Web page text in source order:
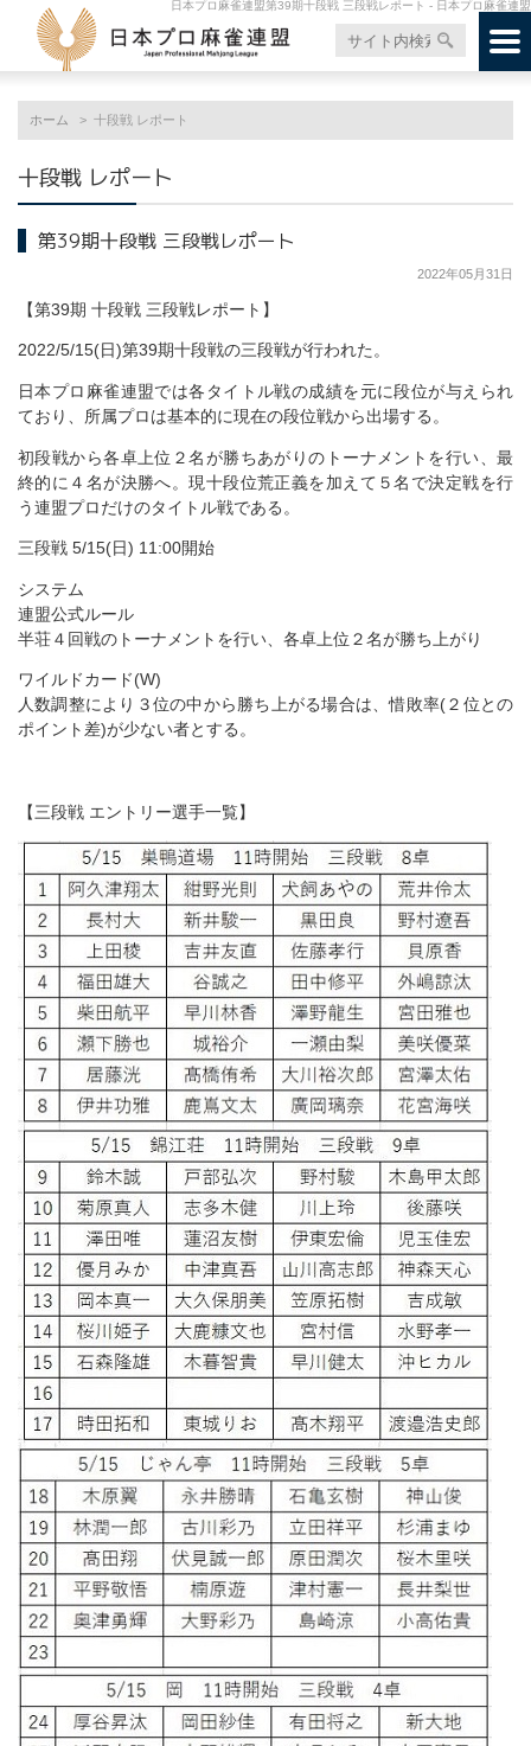
日本プロ麻雀連盟第39期十段戦 三段戦レポート - 日本プロ麻雀連盟
ホーム 十段戦 レポート
十段戦 レポート
第39期十段戦 三段戦レポート
2022年05月31日
【第39期 十段戦 三段戦レポート】
2022/5/15(日)第39期十段戦の三段戦が行われた。
日本プロ麻雀連盟では各タイトル戦の成績を元に段位が与えられ
ており、所属プロは基本的に現在の段位戦から出場する。
初段戦から各卓上位２名が勝ちあがりのトーナメントを行い、最
終的に４名が決勝へ。現十段位荒正義を加えて５名で決定戦を行
う連盟プロだけのタイトル戦である。
三段戦 5/15(日) 11:00開始
システム
連盟公式ルール
半荘４回戦のトーナメントを行い、各卓上位２名が勝ち上がり
ワイルドカード(W)
人数調整により３位の中から勝ち上がる場合は、惜敗率(２位との
ポイント差)が少ない者とする。
【三段戦 エントリー選手一覧】